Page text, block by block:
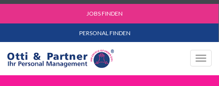
JOBS FINDEN
PERSONAL FINDEN